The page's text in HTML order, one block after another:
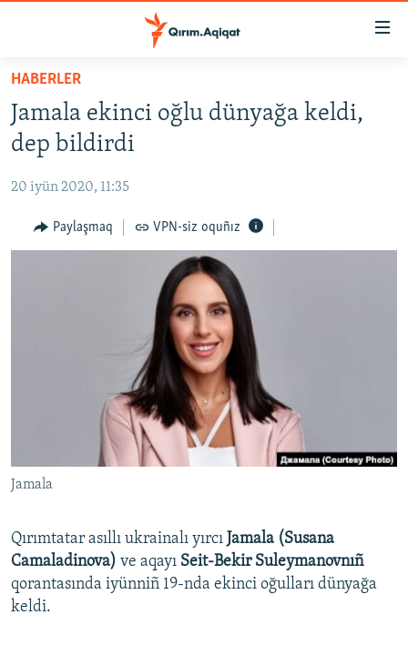
Esas
qaytmaq
Baş
navigatsiyağa
qaytmaq
qaytmaq
HABERLER
SİYASET
İQTİSADİYAT
CEMİYET
MEDENİYET
Українською
RFE/RS bütün saytları
HABERLER
Jamala ekinci oğlu dünyağa keldi,
dep bildirdi
20 iyün 2020, 11:35
Paylaşmaq VPN-siz oquñız
Jamala
Qırımtatar asıllı ukrainalı yırcı Jamala (Susana
Camaladinova) ve aqayı Seit-Bekir Suleymanovnıñ
qorantasında iyünniñ 19-nda ekinci oğulları dünyağa
keldi.